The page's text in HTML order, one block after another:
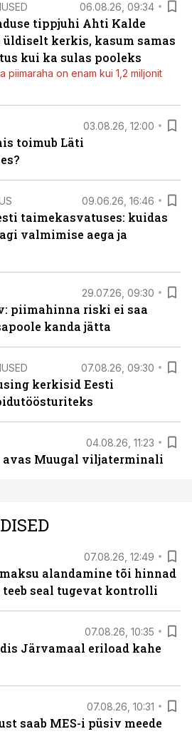
06.08.26, 09:34
tippjuhi Ahti Kalde
kerkis, kasum samas
kui ka sulas pooleks
piimaraha on enam kui 1,2 miljonit
03.08.26, 12:00
toimub Läti
09.06.26, 16:46
taimekasvatuses: kuidas
valmimise aega ja
29.07.26, 09:30
piimahinna riski ei saa
kanda jätta
07.08.26, 09:30
kerkisid Eesti
04.08.26, 11:23
avas Muugal viljaterminali
07.08.26, 12:49
alandamine tõi hinnad
seal tugevat kontrolli
07.08.26, 10:35
Järvamaal eriload kahe
07.08.26, 10:31
saab MES-i püsiv meede